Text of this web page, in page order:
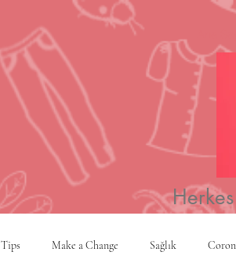
Tips Make a Change Sağlık